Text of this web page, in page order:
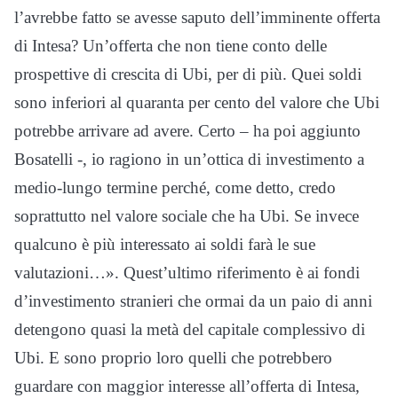
l’avrebbe fatto se avesse saputo dell’imminente offerta
di Intesa? Un’offerta che non tiene conto delle
prospettive di crescita di Ubi, per di più. Quei soldi
sono inferiori al quaranta per cento del valore che Ubi
potrebbe arrivare ad avere. Certo – ha poi aggiunto
Bosatelli -, io ragiono in un’ottica di investimento a
medio-lungo termine perché, come detto, credo
soprattutto nel valore sociale che ha Ubi. Se invece
qualcuno è più interessato ai soldi farà le sue
valutazioni…». Quest’ultimo riferimento è ai fondi
d’investimento stranieri che ormai da un paio di anni
detengono quasi la metà del capitale complessivo di
Ubi. E sono proprio loro quelli che potrebbero
guardare con maggior interesse all’offerta di Intesa,